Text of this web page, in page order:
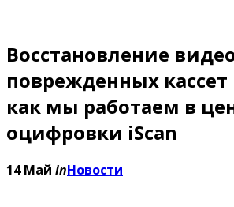
Восстановление
поврежденных кассет
как мы работаем в
оцифровки iScan
14 Май inНовости